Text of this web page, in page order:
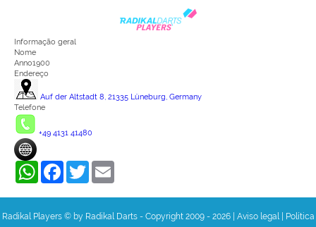
Informação geral
Nome
Anno1900
Endereço
Auf der Altstadt 8, 21335 Lüneburg, Germany
Telefone
+49 4131 41480
WhatsAppFacebookTwitter
Radikal Players © by Radikal Darts - Copyright 2009 - 2026 Aviso legal| Política